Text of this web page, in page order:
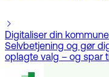
Digitaliser din
Selvbetjening og gør
oplagte valg – og spar